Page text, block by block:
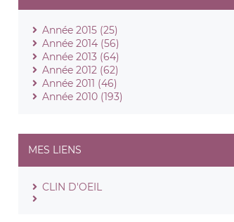
Année 2015 (25)
Année 2014 (56)
Année 2013 (64)
Année 2012 (62)
Année 2011 (46)
Année 2010 (193)
MES LIENS
CLIN D'OEIL